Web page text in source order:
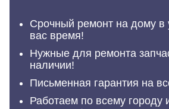
Срочный ремонт на дому в
вас время!
Нужные для ремонта
наличии!
Письменная гарантия на
Работаем по всему городу